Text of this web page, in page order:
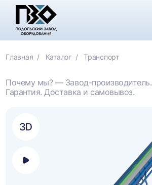
Главная Каталог Транспорт
Почему мы? — Завод-производитель.
Гарантия. Доставка и самовывоз.
Открыть